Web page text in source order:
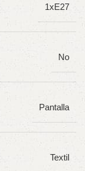
1xE27
No
Pantalla
Textil